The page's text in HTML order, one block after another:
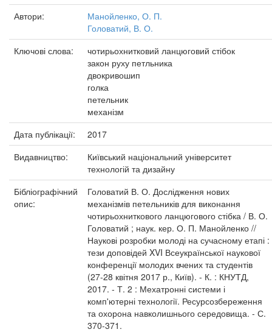
Автори:
Манойленко, О. П.
Головатий, В. О.
Ключові слова:
чотирьохнитковий ланцюговий стібок
закон руху петльника
двокривошип
голка
петельник
механізм
Дата публікації:
2017
Видавництво:
Київський національний університет
технологій та дизайну
Бібліографічний
опис:
Головатий В. О. Дослідження нових
механізмів петельників для виконання
чотирьохниткового ланцюгового стібка / В. О.
Головатий ; наук. кер. О. П. Манойленко //
Наукові розробки молоді на сучасному етапі :
тези доповідей XVI Всеукраїнської наукової
конференції молодих вчених та студентів
(27-28 квітня 2017 р., Київ). - К. : КНУТД,
2017. - Т. 2 : Мехатронні системи і
комп'ютерні технології. Ресурсозбереження
та охорона навколишнього середовища. - С.
370-371.